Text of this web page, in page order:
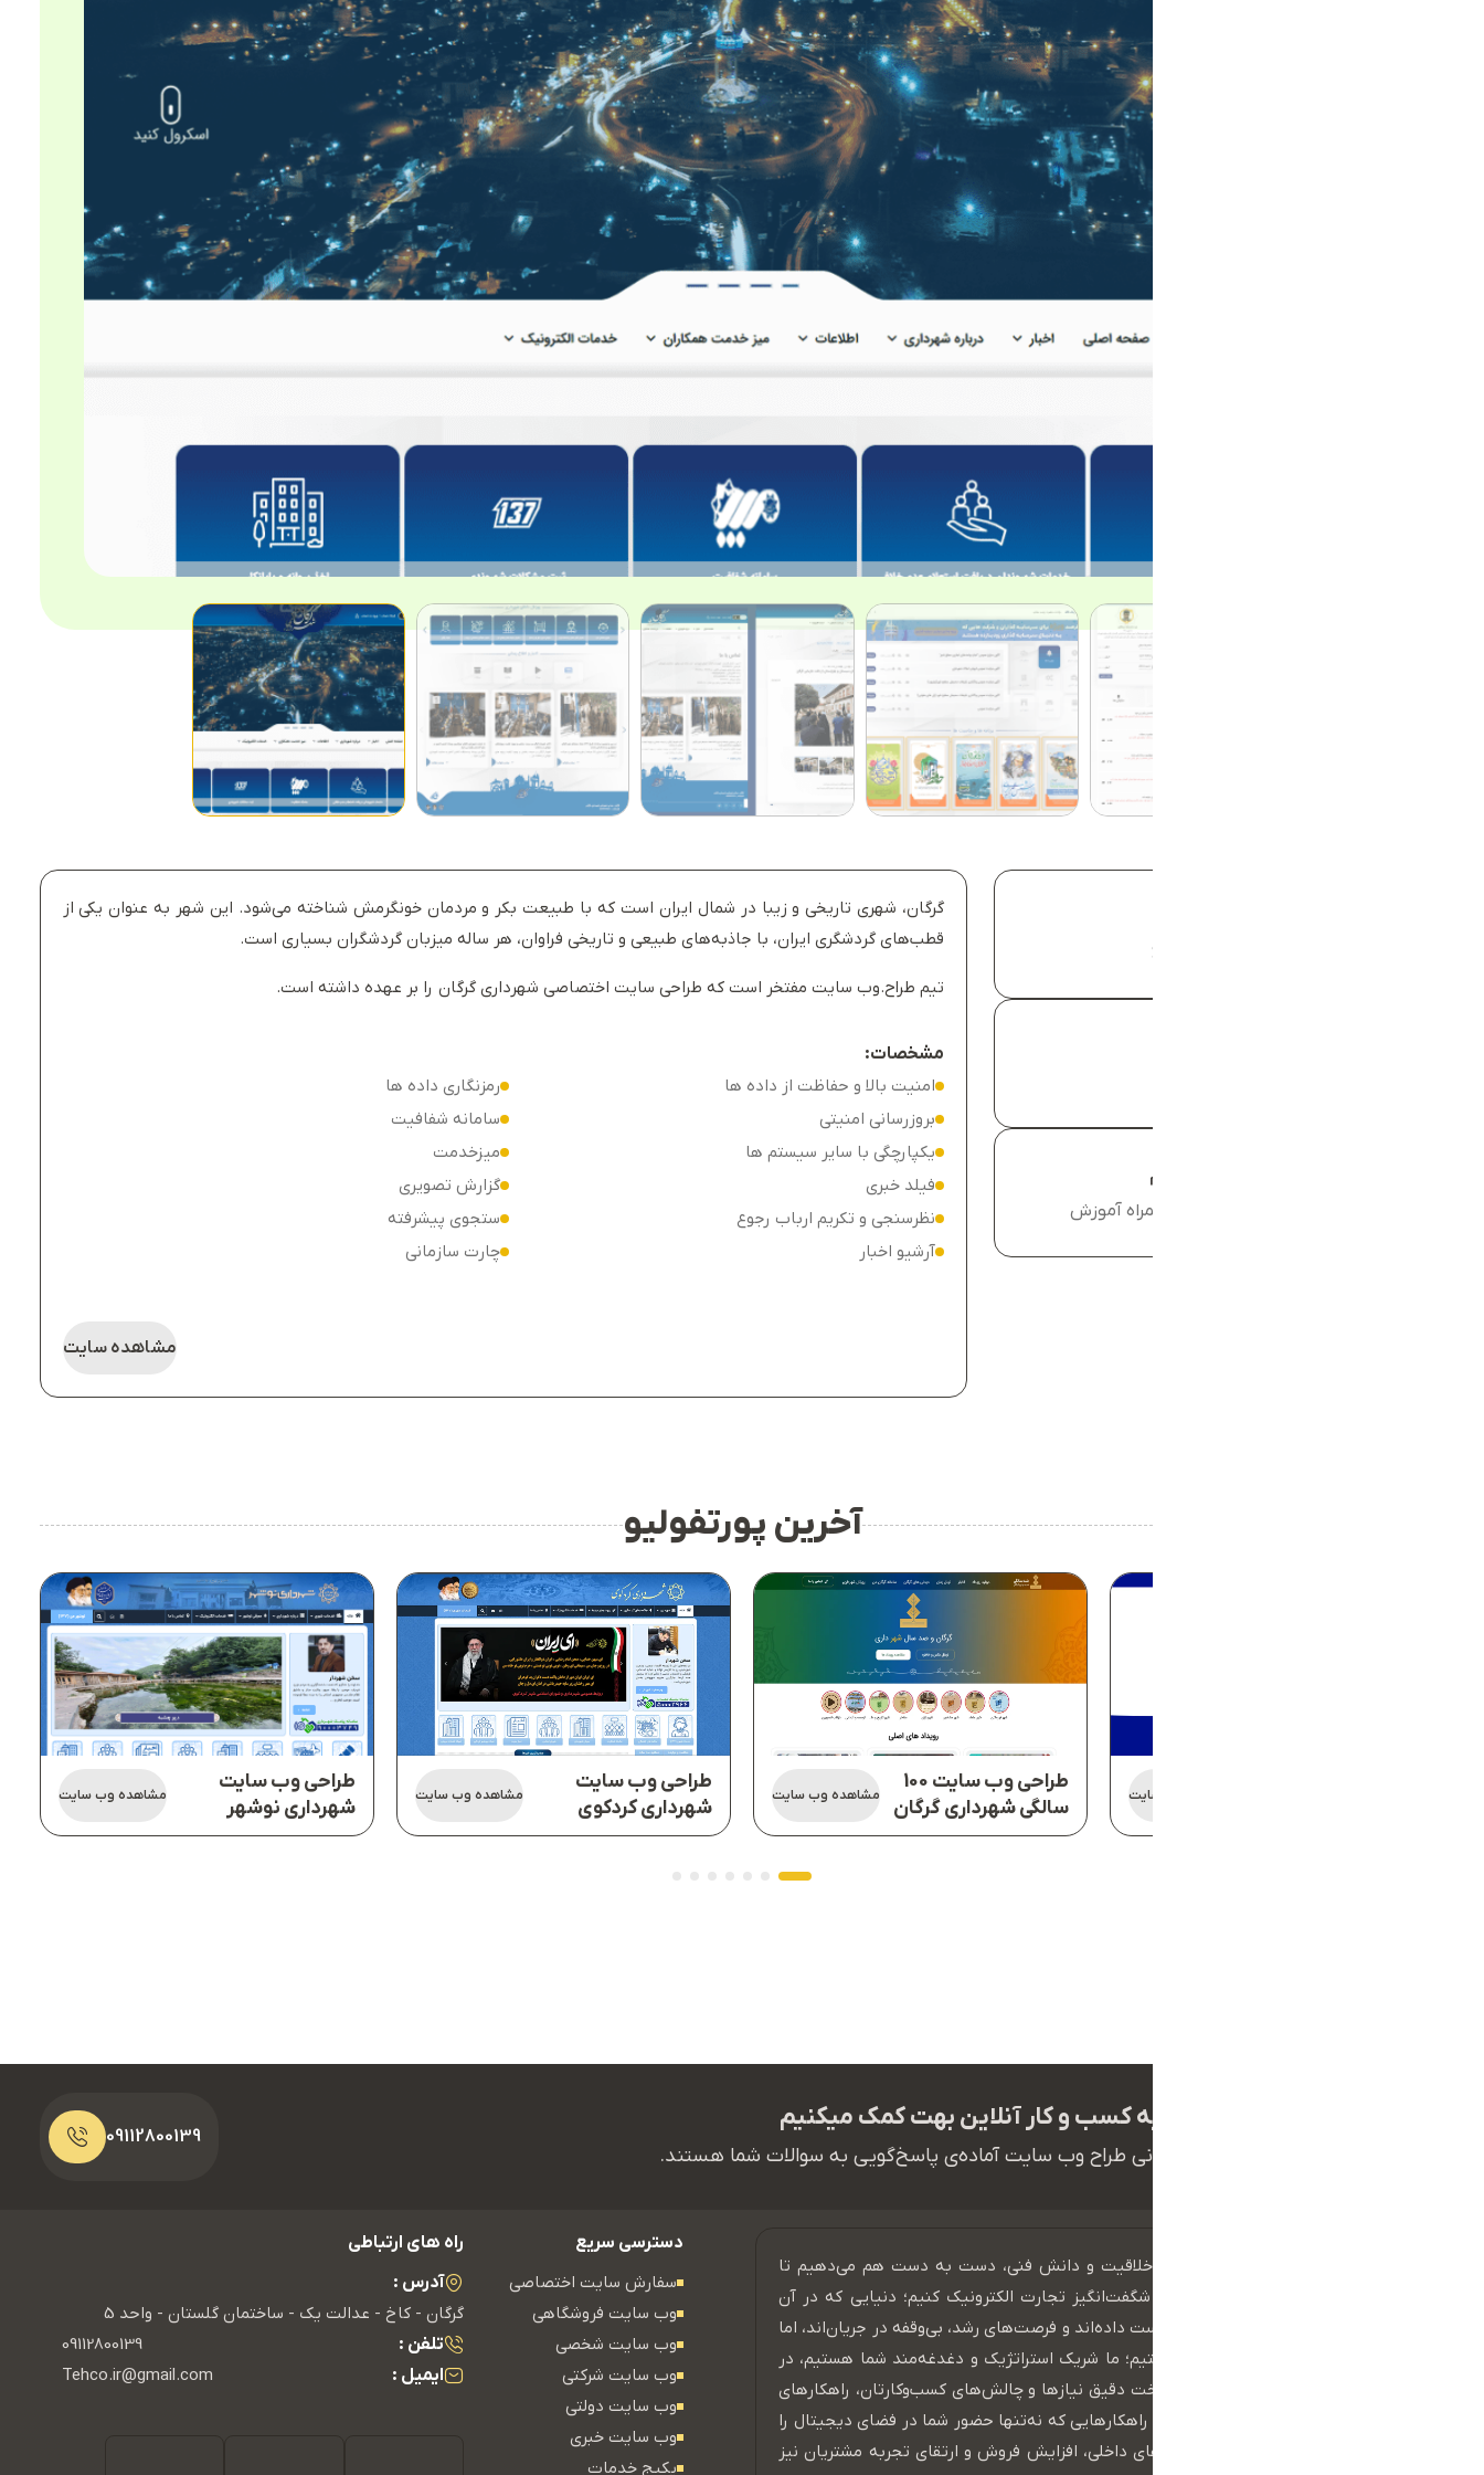
با شما همراه هستیم
گرگان، شهری تاریخی و زیبا در شمال ایران است که با طبیعت بکر و مردمان خونگرمش شناخته می‌شود. این شهر به عنوان یکی از
قطب‌های گردشگری ایران، با جاذبه‌های طبیعی و تاریخی فراوان، هر ساله میزبان گردشگران بسیاری است.
تیم طراح.وب سایت مفتخر است که طراحی سایت اختصاصی شهرداری گرگان را بر عهده داشته است.
مشخصات:
امنیت بالا و حفاظت از داده ها
رمزنگاری داده ها
بروزرسانی امنیتی
سامانه شفافیت
یکپارچگی با سایر سیستم ها
میزخدمت
فیلد خبری
گزارش تصویری
نظرسنجی و تکریم ارباب رجوع
ستجوی پیشرفته
آرشیو اخبار
چارت سازمانی
مشاهده سایت
آخرین پورتفولیو
مشاهده وب سایت
طراحی وب سایت 100
سالگی شهرداری گرگان
مشاهده وب سایت
طراحی وب سایت
شهرداری کردکوی
مشاهده وب سایت
طراحی وب سایت
شهرداری نوشهر
مشاهده وب سایت
ما برای تبدیل شدن به کسب و کار آنلاین بهت کمک میکنیم
همکاران ما در تیم پشتیبانی طراح وب سایت آماده‌ی پاسخ‌گویی به سوالات شما هستند.
09112800139
ما در گروه طراح وب‌سایت، با همدلی، خلاقیت و دانش فنی، دست به دست هم می‌دهیم تا
کسب‌وکار شما را وارد دنیای بی‌انتها و شگفت‌انگیز تجارت الکترونیک کنیم؛ دنیایی که در آن
مرزهای زمان و مکان معنای خود را از دست داده‌اند و فرصت‌های رشد، بی‌وقفه در جریان‌اند، اما
ما فقط یک شرکت فناوری اطلاعات نیستیم؛ ما شریک استراتژیک و دغدغه‌مند شما هستیم، در
مسیر رشد، کنار شما می‌مانیم تا با شناخت دقیق نیازها و چالش‌های کسب‌وکارتان، راهکارهای
هوشمندانه و اختصاصی طراحی کنیم — راهکارهایی که نه‌تنها حضور شما در فضای دیجیتال را
تقویت می‌کنند، بلکه به بهبود فرآیندهای داخلی، افزایش فروش و ارتقای تجربه مشتریان نیز
دسترسی سریع
سفارش سایت اختصاصی
وب سایت فروشگاهی
وب سایت شخصی
وب سایت شرکتی
وب سایت دولتی
وب سایت خبری
پکیج خدمات
راه های ارتباطی
آدرس :
گرگان - کاخ - عدالت یک - ساختمان گلستان - واحد 5
تلفن :
09112800139
ایمیل :
Tehco.ir@gmail.com